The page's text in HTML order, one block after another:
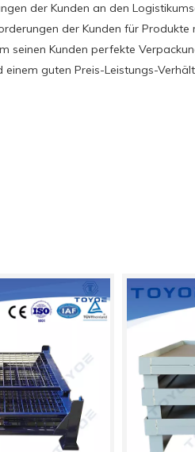
der Kunden an den
der Kunden für Produkte
seinen Kunden perfekte
guten Preis-Leistungs-